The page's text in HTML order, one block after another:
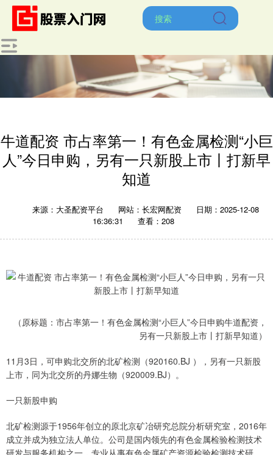
牛道配资 市占率第一！有色金属检测“小巨
人”今日申购，另有一只新股上市丨打新早
知道
来源：大圣配资平台 网站：长宏网配资
日期：2025-12-08
16:36:31
查看：208
（原标题：市占率第一！有色金属检测“小巨人”今日申购牛道配资，
另有一只新股上市丨打新早知道）
11月3日，可申购北交所的北矿检测（920160.BJ ），另有一只新股
上市，同为北交所的丹娜生物（920009.BJ）。
一只新股申购
北矿检测源于1956年创立的原北京矿冶研究总院分析研究室，2016年
成立并成为独立法人单位。公司是国内领先的有色金属检验检测技术
研发与服务机构之一，专业从事有色金属矿产资源检验检测技术研